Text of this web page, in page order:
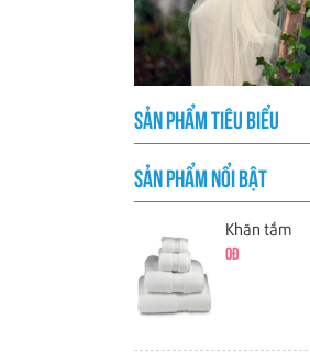
SẢN PHẨM TIÊU BIỂU
SẢN PHẨM NỔI BẬT
Khăn tắm
0đ